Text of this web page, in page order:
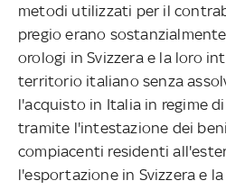
metodi utilizzati per il
pregio erano
orologi in Svizzera e la loro
territorio italiano senza
l'acquisto in Italia in regime
tramite l'intestazione dei
compiacenti residenti
l'esportazione in Svizzera e